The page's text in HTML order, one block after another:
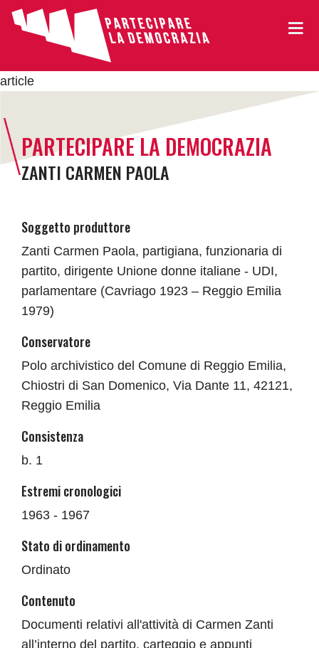
article
PARTECIPARE LA DEMOCRAZIA
ZANTI CARMEN PAOLA
Soggetto produttore
Zanti Carmen Paola, partigiana, funzionaria di
partito, dirigente Unione donne italiane - UDI,
parlamentare (Cavriago 1923 – Reggio Emilia
1979)
Conservatore
Polo archivistico del Comune di Reggio Emilia,
Chiostri di San Domenico, Via Dante 11, 42121,
Reggio Emilia
Consistenza
b. 1
Estremi cronologici
1963 - 1967
Stato di ordinamento
Ordinato
Contenuto
Documenti relativi all'attività di Carmen Zanti
all’interno del partito, carteggio e appunti